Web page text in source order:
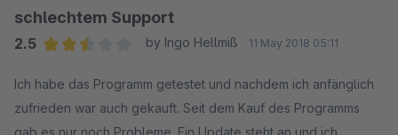
schlechtem Support
2.5
by Ingo Hellmiß 11 May 2018 05:11
Ich habe das Programm getestet und nachdem ich anfänglich
zufrieden war auch gekauft. Seit dem Kauf des Programms
gab es nur noch Probleme. Ein Update steht an und ich